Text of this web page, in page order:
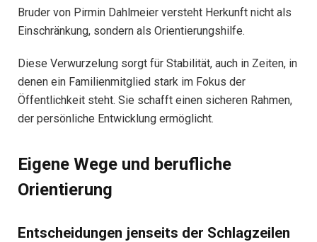
Bruder von Pirmin Dahlmeier versteht Herkunft nicht als
Einschränkung, sondern als Orientierungshilfe.
Diese Verwurzelung sorgt für Stabilität, auch in Zeiten, in
denen ein Familienmitglied stark im Fokus der
Öffentlichkeit steht. Sie schafft einen sicheren Rahmen,
der persönliche Entwicklung ermöglicht.
Eigene Wege und berufliche
Orientierung
Entscheidungen jenseits der Schlagzeilen